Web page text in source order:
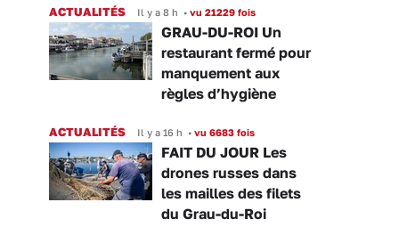
ACTUALITÉS Il y a 8 h • vu 21229 fois
GRAU-DU-ROI Un
restaurant fermé pour
manquement aux
règles d’hygiène
ACTUALITÉS Il y a 16 h • vu 6683 fois
FAIT DU JOUR Les
drones russes dans
les mailles des filets
du Grau-du-Roi